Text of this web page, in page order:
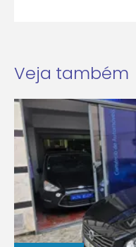
Veja também